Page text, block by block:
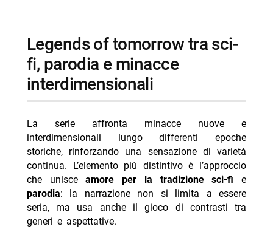
legends of tomorrow tra sci-
fi, parodia e minacce
interdimensionali
La serie affronta minacce nuove e
interdimensionali lungo differenti epoche
storiche, rinforzando una sensazione di varietà
continua. L’elemento più distintivo è l’approccio
che unisceamore per la tradizione sci-fi e
parodia: la narrazione non si limita a essere
seria, ma usa anche il gioco di contrasti tra
generi e aspettative.